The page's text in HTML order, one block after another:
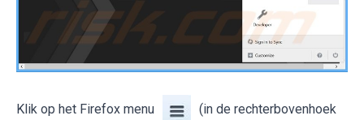
Klik op het Firefox menu (in de rechterbovenhoek